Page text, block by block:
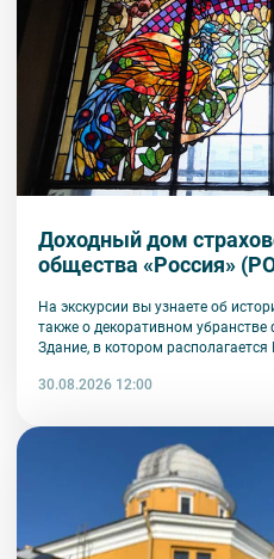
Доходный дом
общества «Россия»
На экскурсии вы узнаете об
также о декоративном
Здание, в котором
Лестничные пролеты удивят вас
камины и печи, выполненные на
России и Финляндии.
30.08.2026 12:00